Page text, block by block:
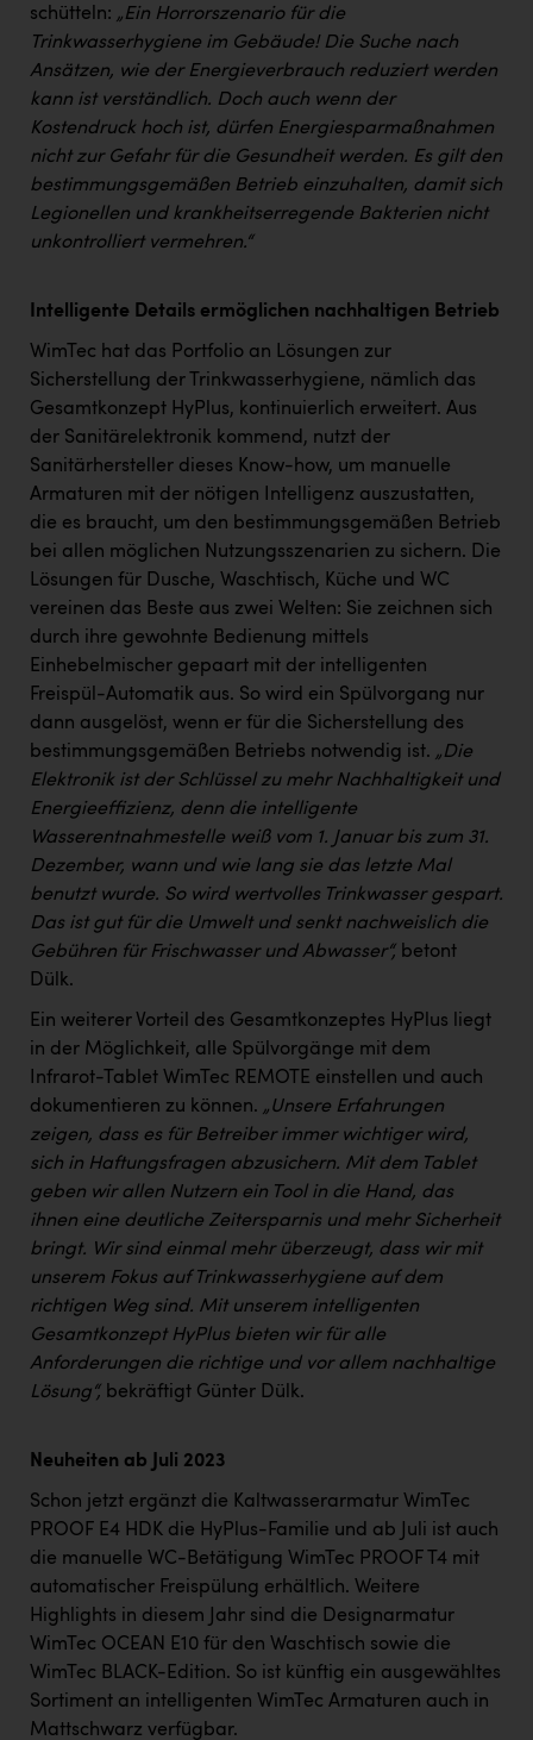
Schwingshandl - automation technology gmbh
Seher + Partner
Smurfit Westrock Nettingsdorf
TCL
TGW Logistics
TRAILOMAT & Cycling Austria
Vier Diamanten
Wir besiegen Krebs
Wirtschaftskammer OÖ
ZGONC
ZULuft - Zukunft Luft Austria
z.l.ö.
Österreichisches Hebammengremium
Wirtschaftskammer OÖ Energiehandel
Dopgas
kunden basics
kontakt
schütteln: „Ein Horrorszenario für die
Trinkwasserhygiene im Gebäude! Die Suche nach
Ansätzen, wie der Energieverbrauch reduziert werden
kann ist verständlich. Doch auch wenn der
Kostendruck hoch ist, dürfen Energiesparmaßnahmen
nicht zur Gefahr für die Gesundheit werden. Es gilt den
bestimmungsgemäßen Betrieb einzuhalten, damit sich
Legionellen und krankheitserregende Bakterien nicht
unkontrolliert vermehren.“
Intelligente Details ermöglichen nachhaltigen Betrieb
WimTec hat das Portfolio an Lösungen zur
Sicherstellung der Trinkwasserhygiene, nämlich das
Gesamtkonzept HyPlus, kontinuierlich erweitert. Aus
der Sanitärelektronik kommend, nutzt der
Sanitärhersteller dieses Know-how, um manuelle
Armaturen mit der nötigen Intelligenz auszustatten,
die es braucht, um den bestimmungsgemäßen Betrieb
bei allen möglichen Nutzungsszenarien zu sichern. Die
Lösungen für Dusche, Waschtisch, Küche und WC
vereinen das Beste aus zwei Welten: Sie zeichnen sich
durch ihre gewohnte Bedienung mittels
Einhebelmischer gepaart mit der intelligenten
Freispül-Automatik aus. So wird ein Spülvorgang nur
dann ausgelöst, wenn er für die Sicherstellung des
bestimmungsgemäßen Betriebs notwendig ist. „Die
Elektronik ist der Schlüssel zu mehr Nachhaltigkeit und
Energieeffizienz, denn die intelligente
Wasserentnahmestelle weiß vom 1. Januar bis zum 31.
Dezember, wann und wie lang sie das letzte Mal
benutzt wurde. So wird wertvolles Trinkwasser gespart.
Das ist gut für die Umwelt und senkt nachweislich die
Gebühren für Frischwasser und Abwasser“, betont
Dülk.
Ein weiterer Vorteil des Gesamtkonzeptes HyPlus liegt
in der Möglichkeit, alle Spülvorgänge mit dem
Infrarot-Tablet WimTec REMOTE einstellen und auch
dokumentieren zu können. „Unsere Erfahrungen
zeigen, dass es für Betreiber immer wichtiger wird,
sich in Haftungsfragen abzusichern. Mit dem Tablet
geben wir allen Nutzern ein Tool in die Hand, das
ihnen eine deutliche Zeitersparnis und mehr Sicherheit
bringt. Wir sind einmal mehr überzeugt, dass wir mit
unserem Fokus auf Trinkwasserhygiene auf dem
richtigen Weg sind. Mit unserem intelligenten
Gesamtkonzept HyPlus bieten wir für alle
Anforderungen die richtige und vor allem nachhaltige
Lösung“, bekräftigt Günter Dülk.
Neuheiten ab Juli 2023
Schon jetzt ergänzt die Kaltwasserarmatur WimTec
PROOF E4 HDK die HyPlus-Familie und ab Juli ist auch
die manuelle WC-Betätigung WimTec PROOF T4 mit
automatischer Freispülung erhältlich. Weitere
Highlights in diesem Jahr sind die Designarmatur
WimTec OCEAN E10 für den Waschtisch sowie die
WimTec BLACK-Edition. So ist künftig ein ausgewähltes
Sortiment an intelligenten WimTec Armaturen auch in
Mattschwarz verfügbar.